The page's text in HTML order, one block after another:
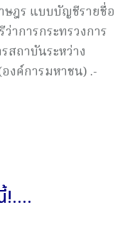
ฎร แบบบัญชีรายชื่อ
การกระทรวงการ
ถาบันระหว่าง
งค์การมหาชน) .-
!....